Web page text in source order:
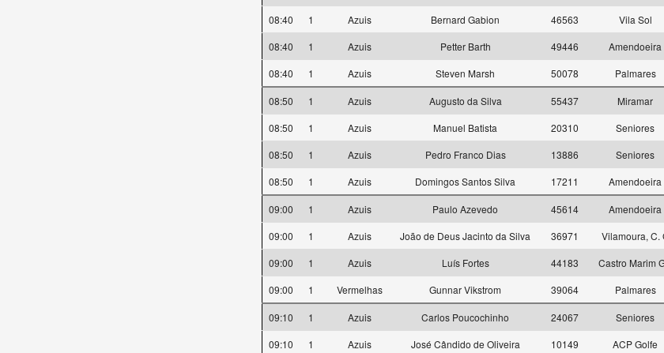
08:40
1 Azuis Bernard Gabion 46563 Vila Sol
08:40
1 Azuis Petter Barth 49446 Amendoeira
08:40
1 Azuis Steven Marsh 50078 Palmares
08:50 1 Azuis Augusto da Silva 55437 Miramar
08:50
1 Azuis Manuel Batista 20310 Seniores
08:50
1 Azuis Pedro Franco Dias 13886 Seniores
08:50
1 Azuis Domingos Santos Silva 17211 Amendoeira
09:00 1 Azuis Paulo Azevedo 45614 Amendoeira
09:00
1 Azuis João de Deus Jacinto da Silva 36971 Vilamoura, C.
09:00
1 Azuis Luís Fortes 44183 Castro Marim
09:00
1 Vermelhas Gunnar Vikstrom 39064 Palmares
09:10 1 Azuis Carlos Poucochinho 24067 Seniores
09:10
1 Azuis José Cândido de Oliveira 10149 ACP Golfe